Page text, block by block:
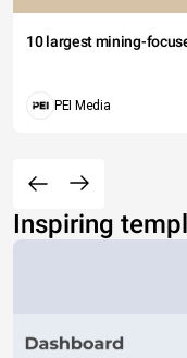
10 largest mining-
PEI Media
Inspiring